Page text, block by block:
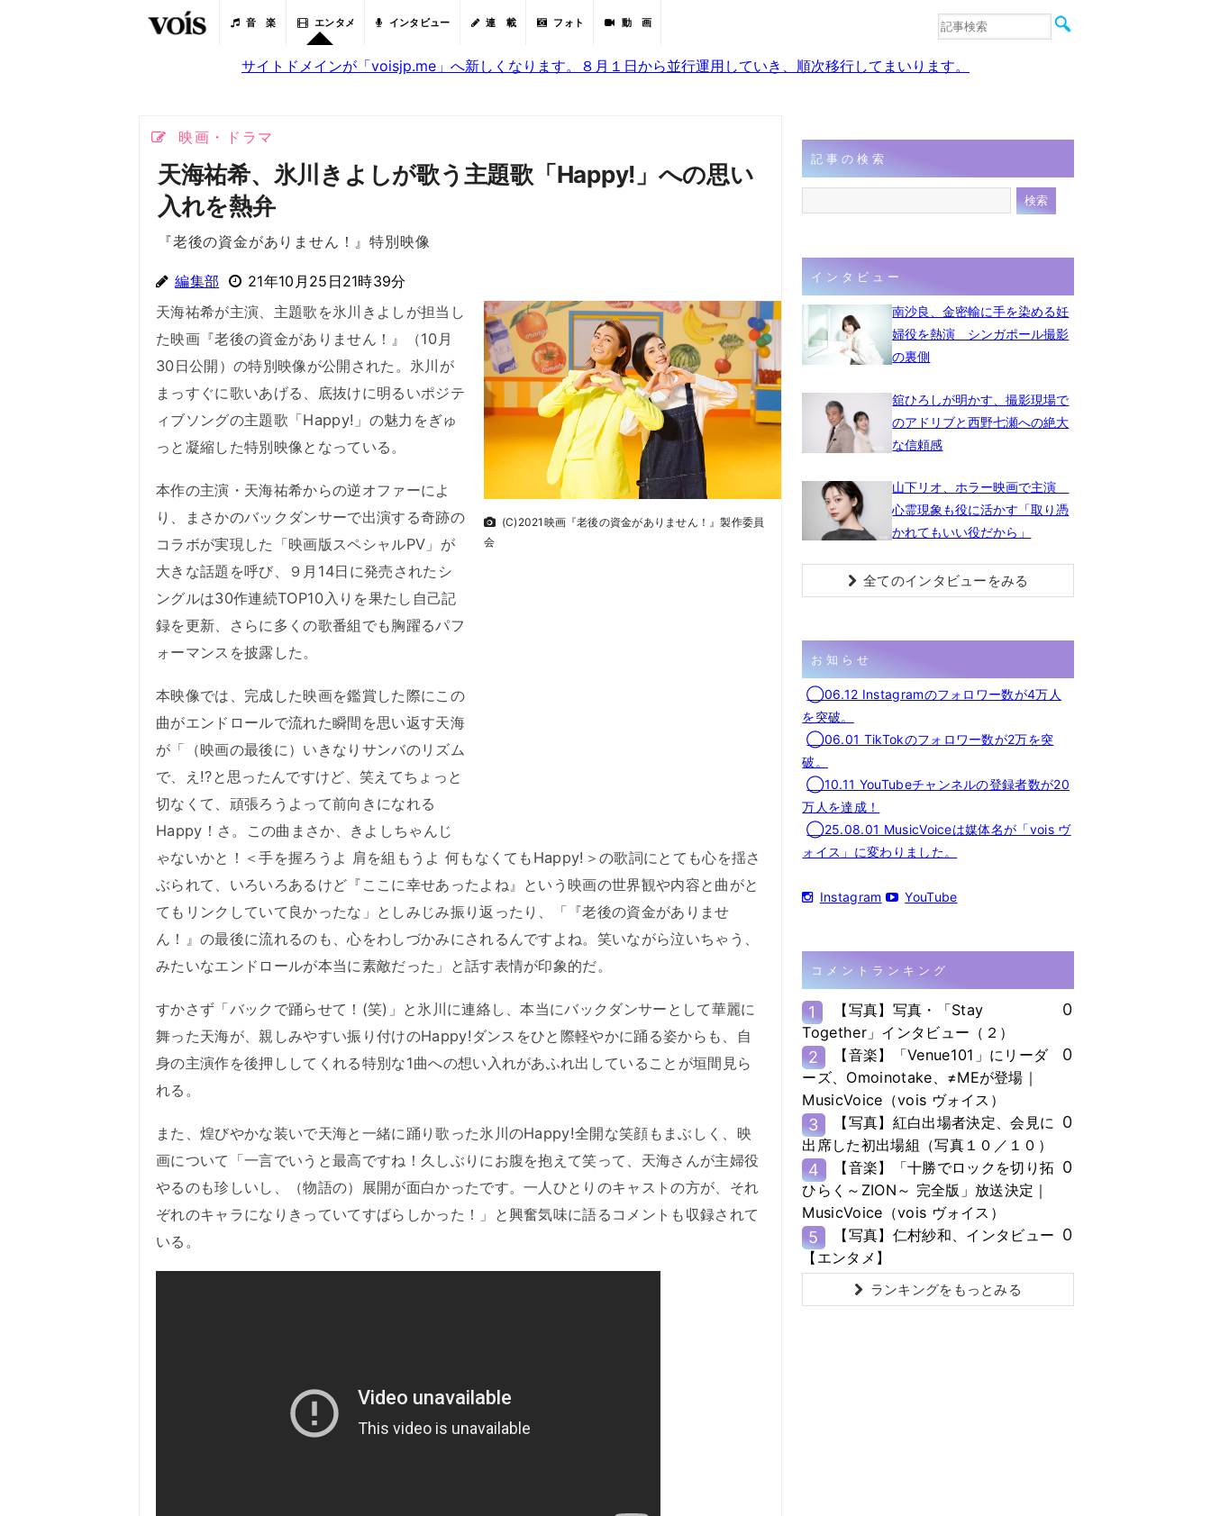
音 楽 エンタメ インタビュー 連 載 フォト 動 画
音楽
サイトドメインが「voisjp.me」へ新しくなります。８月１日から並行運用していき、順次移行してまいります。
映画・ドラマ
天海祐希、氷川きよしが歌う主題歌「Happy!」への思い
入れを熱弁
『老後の資金がありません！』特別映像
編集部 21年10月25日21時39分
(C)2021映画『老後の資金がありません！』製作委員
会
天海祐希が主演、主題歌を氷川きよしが担当し
た映画『老後の資金がありません！』（10月
30日公開）の特別映像が公開された。氷川が
まっすぐに歌いあげる、底抜けに明るいポジテ
ィブソングの主題歌「Happy!」の魅力をぎゅ
っと凝縮した特別映像となっている。
本作の主演・天海祐希からの逆オファーによ
り、まさかのバックダンサーで出演する奇跡の
コラボが実現した「映画版スペシャルPV」が
大きな話題を呼び、９月14日に発売されたシ
ングルは30作連続TOP10入りを果たし自己記
録を更新、さらに多くの歌番組でも胸躍るパフ
ォーマンスを披露した。
本映像では、完成した映画を鑑賞した際にこの
曲がエンドロールで流れた瞬間を思い返す天海
が「（映画の最後に）いきなりサンバのリズム
で、え!?と思ったんですけど、笑えてちょっと
切なくて、頑張ろうよって前向きになれる
Happy！さ。この曲まさか、きよしちゃんじ
ゃないかと！＜手を握ろうよ 肩を組もうよ 何もなくてもHappy!＞の歌詞にとても心を揺さ
ぶられて、いろいろあるけど『ここに幸せあったよね』という映画の世界観や内容と曲がと
てもリンクしていて良かったな」としみじみ振り返ったり、「『老後の資金がありませ
ん！』の最後に流れるのも、心をわしづかみにされるんですよね。笑いながら泣いちゃう、
みたいなエンドロールが本当に素敵だった」と話す表情が印象的だ。
すかさず「バックで踊らせて！(笑)」と氷川に連絡し、本当にバックダンサーとして華麗に
舞った天海が、親しみやすい振り付けのHappy!ダンスをひと際軽やかに踊る姿からも、自
身の主演作を後押ししてくれる特別な1曲への想い入れがあふれ出していることが垣間見ら
れる。
また、煌びやかな装いで天海と一緒に踊り歌った氷川のHappy!全開な笑顔もまぶしく、映
画について「一言でいうと最高ですね！久しぶりにお腹を抱えて笑って、天海さんが主婦役
やるのも珍しいし、（物語の）展開が面白かったです。一人ひとりのキャストの方が、それ
ぞれのキャラになりきっていてすばらしかった！」と興奮気味に語るコメントも収録されて
いる。
記事の検索
インタビュー
南沙良、金密輸に手を染める妊
婦役を熱演 シンガポール撮影
の裏側
舘ひろしが明かす、撮影現場で
のアドリブと西野七瀬への絶大
な信頼感
山下リオ、ホラー映画で主演
心霊現象も役に活かす「取り憑
かれてもいい役だから」
全てのインタビューをみる
お知らせ
◯06.12 Instagramのフォロワー数が4万人
を突破。
◯06.01 TikTokのフォロワー数が2万を突
破。
◯10.11 YouTubeチャンネルの登録者数が20
万人を達成！
◯25.08.01 MusicVoiceは媒体名が「vois ヴ
ォイス」に変わりました。
Instagram YouTube
コメントランキング
1
【写真】写真・「Stay
Together」インタビュー（２）
0
2
【音楽】「Venue101」にリーダ
ーズ、Omoinotake、≠MEが登場｜
MusicVoice（vois ヴォイス）
0
3
【写真】紅白出場者決定、会見に
出席した初出場組（写真１０／１０）
0
4
【音楽】「十勝でロックを切り拓
ひらく～ZION～ 完全版」放送決定｜
MusicVoice（vois ヴォイス）
0
5
【写真】仁村紗和、インタビュー
【エンタメ】
0
ランキングをもっとみる